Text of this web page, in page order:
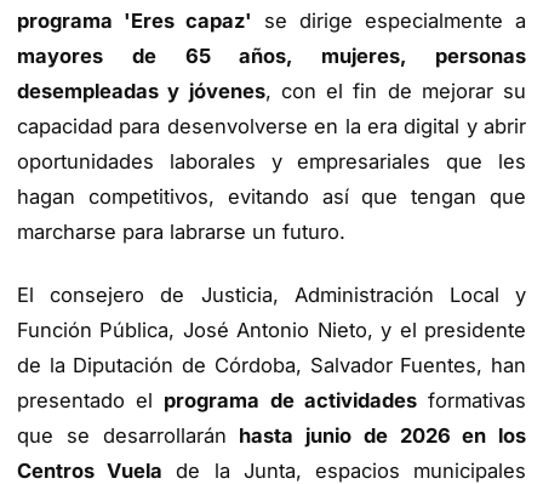
programa 'Eres capaz' se dirige especialmente a
mayores de 65 años, mujeres, personas
desempleadas y jóvenes, con el fin de mejorar su
capacidad para desenvolverse en la era digital y abrir
oportunidades laborales y empresariales que les
hagan competitivos, evitando así que tengan que
marcharse para labrarse un futuro.
El consejero de Justicia, Administración Local y
Función Pública, José Antonio Nieto, y el presidente
de la Diputación de Córdoba, Salvador Fuentes, han
presentado el programa de actividadesformativas
que se desarrollarán hasta junio de 2026 en los
Centros Vuela de la Junta, espacios municipales